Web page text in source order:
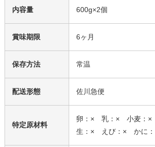
内容量 600g×2個
賞味期限 6ヶ月
保存方法 常温
配送形態 佐川急便
特定原材料
卵：× 乳：× 小麦：
生：× えび：× かに